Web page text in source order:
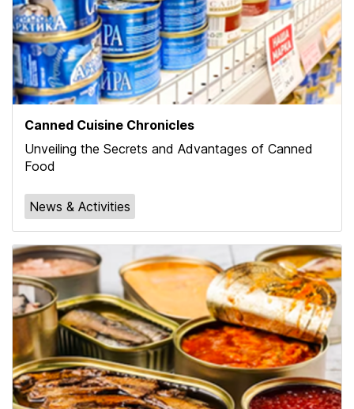
Canned Cuisine Chronicles
Unveiling the Secrets and Advantages of Canned
Food
News & Activities